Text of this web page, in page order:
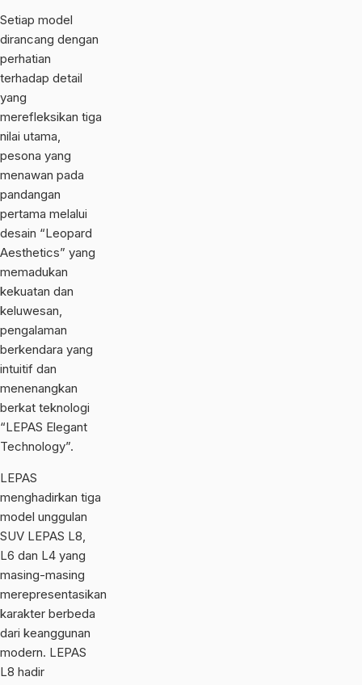
Setiap model
dirancang dengan
perhatian
terhadap detail
yang
merefleksikan tiga
nilai utama,
pesona yang
menawan pada
pandangan
pertama melalui
desain “Leopard
Aesthetics” yang
memadukan
kekuatan dan
keluwesan,
pengalaman
berkendara yang
intuitif dan
menenangkan
berkat teknologi
“LEPAS Elegant
Technology”.
LEPAS
menghadirkan tiga
model unggulan
SUV LEPAS L8,
L6 dan L4 yang
masing-masing
merepresentasikan
karakter berbeda
dari keanggunan
modern. LEPAS
L8 hadir